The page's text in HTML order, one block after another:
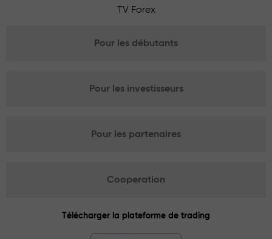
TV Forex
Pour les débutants
Pour les investisseurs
Pour les partenaires
Cooperation
Télécharger la plateforme de trading